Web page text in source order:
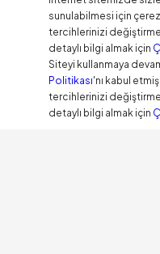
sunulabilmesi için
tercihlerinizi
detaylı bilgi almak için
Siteyi kullanmaya
Politikası'nı kabul
tercihlerinizi
detaylı bilgi almak için